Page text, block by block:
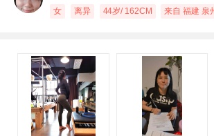
女 离异 44岁/ 162CM 来自 福建 泉